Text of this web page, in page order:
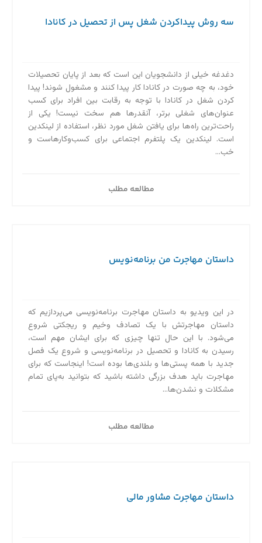
سه روش پیداکردن شغل پس از تحصیل در کانادا
دغدغه خیلی از دانشجویان این است که بعد از پایان تحصیلات
خود، به چه صورت در کانادا کار پیدا کنند و مشغول شوند! پیدا
کردن شغل در کانادا با توجه به رقابت بین افراد برای کسب
عنوان‌های شغلی برتر، آنقدرها هم سخت نیست! یکی از
راحت‌ترین راه‌ها برای یافتن شغل مورد نظر، استفاده از لینکدین
است. لینکدین یک پلتفرم اجتماعی برای کسب‌وکارهاست و
خب...
مطالعه مطلب
داستان مهاجرت من برنامه‌نویس
در این ویدیو به داستان مهاجرت برنامه‌‌نویسی می‌پردازیم که
داستان مهاجرتش با یک تصادف وخیم و ریجکتی شروع
می‌شود. با این حال تنها چیزی که برای ایشان مهم است،
رسیدن به کانادا و تحصیل در برنامه‌نویسی و شروع یک فصل
جدید با همه پستی‌ها و بلندی‌ها بوده است! اینجاست که برای
مهاجرت باید هدف بزرگی داشته باشید که بتوانید به‌پای تمام
مشکلات و نشدن‌ها...
مطالعه مطلب
داستان مهاجرت مشاور مالی